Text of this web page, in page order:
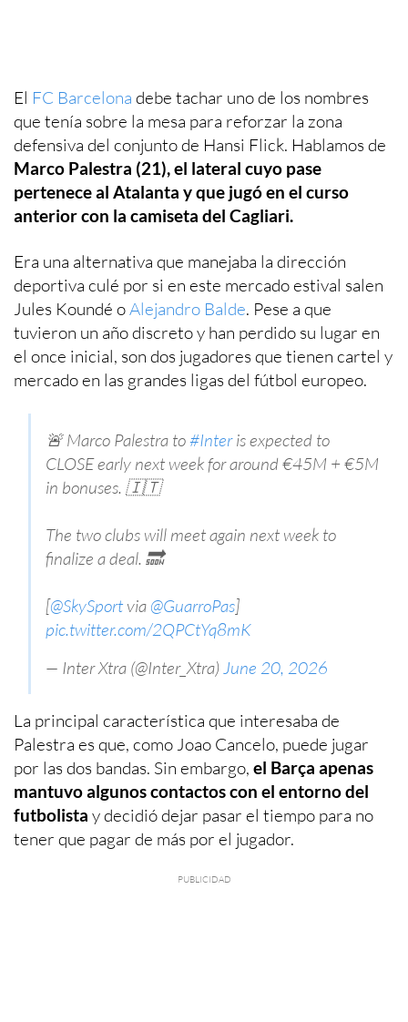
El FC Barcelona debe tachar uno de los nombres
que tenía sobre la mesa para reforzar la zona
defensiva del conjunto de Hansi Flick. Hablamos de
Marco Palestra (21), el lateral cuyo pase
pertenece al Atalanta y que jugó en el curso
anterior con la camiseta del Cagliari.
Era una alternativa que manejaba la dirección
deportiva culé por si en este mercado estival salen
Jules Koundé oAlejandro Balde. Pese a que
tuvieron un año discreto y han perdido su lugar en
el once inicial, son dos jugadores que tienen cartel y
mercado en las grandes ligas del fútbol europeo.
🚨 Marco Palestra to#Interis expected to
CLOSE early next week for around €45M + €5M
in bonuses. 🇮🇹
The two clubs will meet again next week to
finalize a deal. 🔜
[@SkySportvia @GuarroPas]
pic.twitter.com/2QPCtYq8mK
— Inter Xtra (@Inter_Xtra) June 20, 2026
La principal característica que interesaba de
Palestra es que, como Joao Cancelo, puede jugar
por las dos bandas. Sin embargo, el Barça apenas
mantuvo algunos contactos con el entorno del
futbolista y decidió dejar pasar el tiempo para no
tener que pagar de más por el jugador.